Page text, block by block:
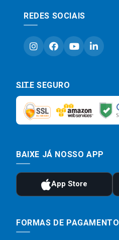
REDES SOCIAIS
SITE SEGURO
BAIXE JÁ NOSSO APP
FORMAS DE PAGAMENTO